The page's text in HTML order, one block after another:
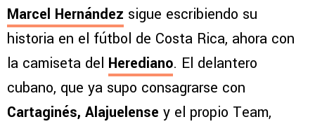
Marcel Hernández sigue escribiendo su
historia en el fútbol de Costa Rica, ahora con
la camiseta del Herediano. El delantero
cubano, que ya supo consagrarse con
Cartaginés, Alajuelense y el propio Team,